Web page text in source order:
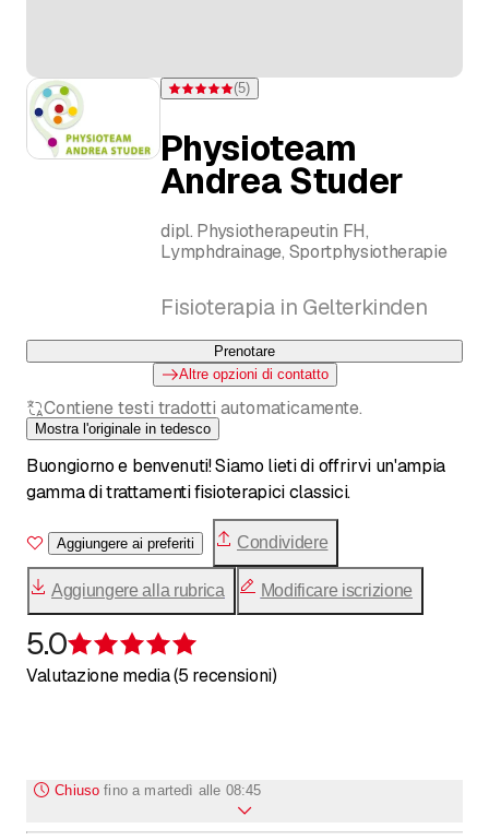
Valutazione 5 di 5 stelle su 5 valutazioni
(5)
Physioteam
Andrea Studer
dipl. Physiotherapeutin FH,
Lymphdrainage, Sportphysiotherapie
Fisioterapia in Gelterkinden
Prenotare
Altre opzioni di contatto
Contiene testi tradotti automaticamente.
Mostra l'originale in tedesco
Buongiorno e benvenuti! Siamo lieti di offrirvi un'ampia
gamma di trattamenti fisioterapici classici.
Aggiungere ai preferiti Condividere
Aggiungere alla rubrica Modificare iscrizione
5.0
Valutazione media (5 recensioni)
Chiuso fino a martedì alle 08:45